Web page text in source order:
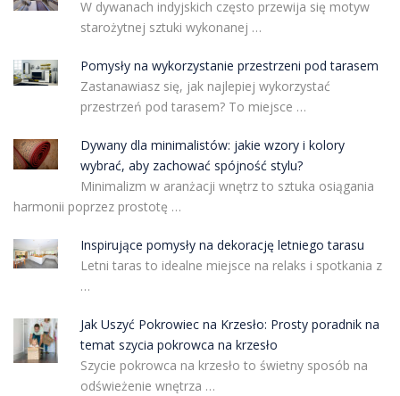
W dywanach indyjskich często przewija się motyw
starożytnej sztuki wykonanej …
Pomysły na wykorzystanie przestrzeni pod tarasem
Zastanawiasz się, jak najlepiej wykorzystać
przestrzeń pod tarasem? To miejsce …
Dywany dla minimalistów: jakie wzory i kolory
wybrać, aby zachować spójność stylu?
Minimalizm w aranżacji wnętrz to sztuka osiągania
harmonii poprzez prostotę …
Inspirujące pomysły na dekorację letniego tarasu
Letni taras to idealne miejsce na relaks i spotkania z
…
Jak Uszyć Pokrowiec na Krzesło: Prosty poradnik na
temat szycia pokrowca na krzesło
Szycie pokrowca na krzesło to świetny sposób na
odświeżenie wnętrza …